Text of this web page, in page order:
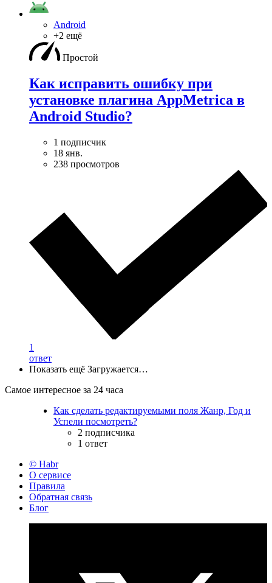
Android
+2 ещё
Простой
Как исправить ошибку при
установке плагина AppMetrica в
Android Studio?
1 подписчик
18 янв.
238 просмотров
1
ответ
Показать ещё Загружается…
Самое интересное за 24 часа
Как сделать редактируемыми поля Жанр, Год и
Успели посмотреть?
2 подписчика
1 ответ
© Habr
О сервисе
Правила
Обратная связь
Блог